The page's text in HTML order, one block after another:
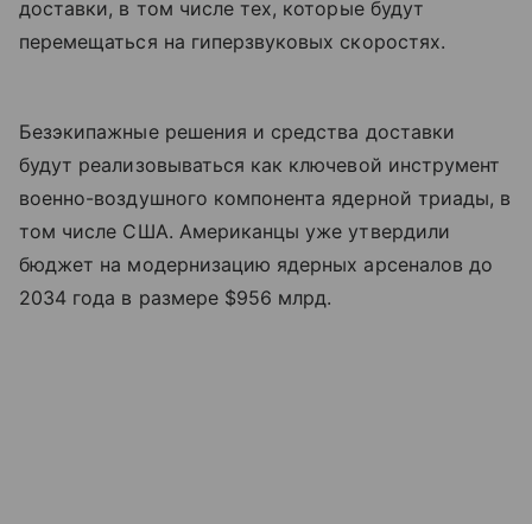
доставки, в том числе тех, которые будут
перемещаться на гиперзвуковых скоростях.
Безэкипажные решения и средства доставки
будут реализовываться как ключевой инструмент
военно-воздушного компонента ядерной триады, в
том числе США. Американцы уже утвердили
бюджет на модернизацию ядерных арсеналов до
2034 года в размере $956 млрд.